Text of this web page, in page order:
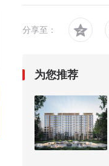
分享至： 
为您推荐